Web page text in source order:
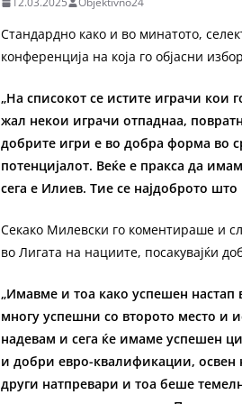
Стандардно како и во минатото,
конференција на која го објасни
„На списокот се истите играчи кои
жал некои играчи отпаднаа,
добрите игри е во добра форма во
потенцијалот. Веќе е пракса да
сега е Илиев. Тие се најдоброто
Секако Милевски го коментираше и
во Лигата на нациите, посакувајќи
„Имавме и тоа како успешен
многу успешни со второто место и
надевам и сега ќе имаме успешен
и добри евро-квалификации, освен
други натпревари и тоа беше